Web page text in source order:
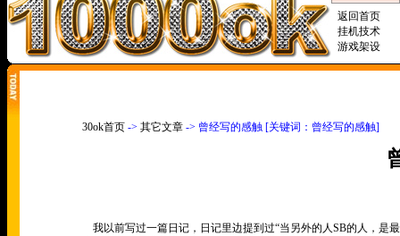
返回首页
挂机技术
游戏架设
30ok首页 -> 其它文章 -> 曾经写的感触 [关键词：曾经写的感触]
我以前写过一篇日记，日记里边提到过“当另外的人SB的人，是